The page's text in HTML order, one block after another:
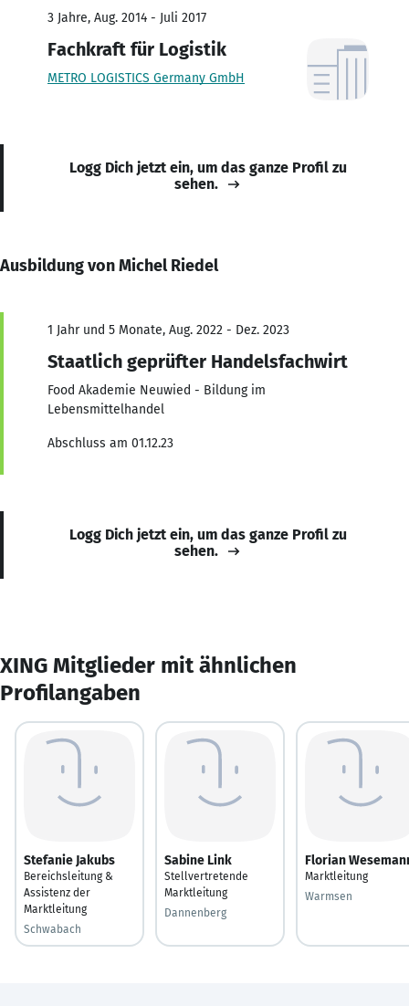
3 Jahre, Aug. 2014 - Juli 2017
Fachkraft für Logistik
METRO LOGISTICS Germany GmbH
Logg Dich jetzt ein, um das ganze Profil zu
sehen.
Ausbildung von Michel Riedel
1 Jahr und 5 Monate, Aug. 2022 - Dez. 2023
Staatlich geprüfter Handelsfachwirt
Food Akademie Neuwied - Bildung im
Lebensmittelhandel
Abschluss am 01.12.23
Logg Dich jetzt ein, um das ganze Profil zu
sehen.
XING Mitglieder mit ähnlichen
Profilangaben
Stefanie Jakubs
Bereichsleitung &
Assistenz der
Marktleitung
Schwabach
Sabine Link
Stellvertretende
Marktleitung
Dannenberg
Florian
Marktleitung
Warmsen